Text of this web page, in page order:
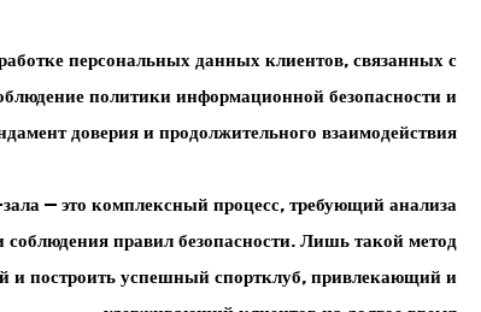
персональных данных клиентов, связанных с
политики информационной безопасности и
доверия и продолжительного взаимодействия.
— это комплексный процесс, требующий анализа
правил безопасности. Лишь такой метод
и построить успешный спортклуб, привлекающий и